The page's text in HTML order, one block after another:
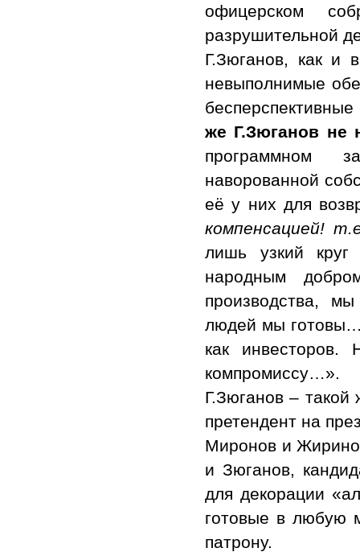
офицерском
разрушительной
Г.Зюганов, как и
невыполнимые
же Г.Зюганов не
программном
наворованной
её у них для
компенсацией!
лишь узкий
народным
производства,
людей мы готовы…
как инвесторов.
компромиссу…».
Г.Зюганов – такой
претендент на
Миронов и
и Зюганов,
для декорации
готовые в любую
патрону.